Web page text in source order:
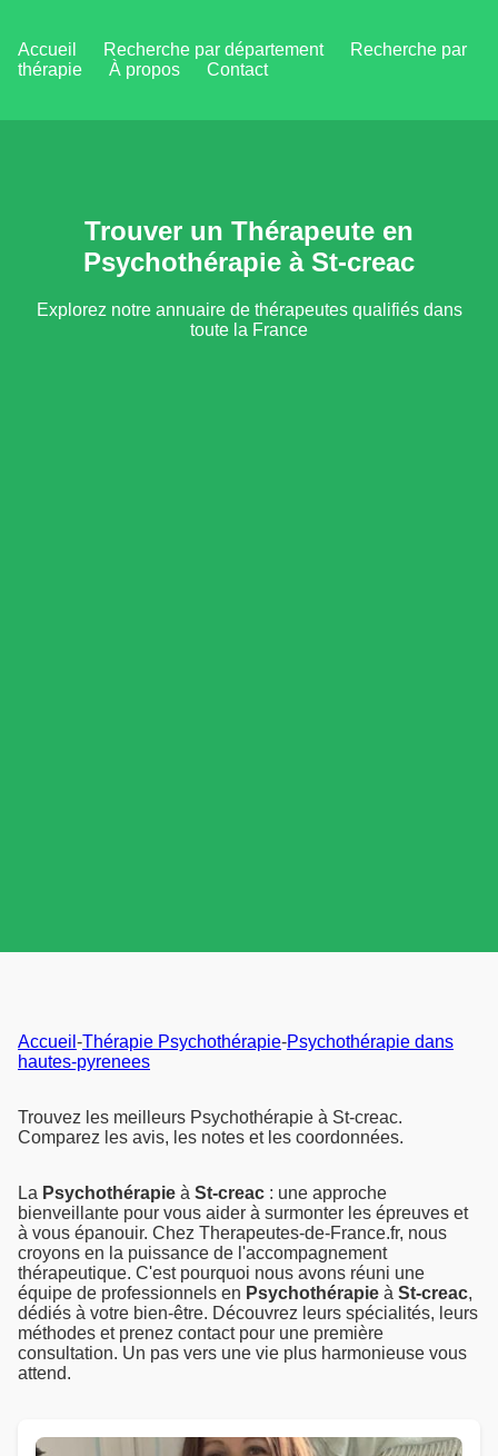
Accueil Recherche par département
Recherche par
thérapie
À propos Contact
Trouver un Thérapeute en
Psychothérapie à St-creac
Explorez notre annuaire de thérapeutes qualifiés dans
toute la France
Accueil -Thérapie Psychothérapie-Psychothérapie dans
hautes-pyrenees
Trouvez les meilleurs Psychothérapie à St-creac.
Comparez les avis, les notes et les coordonnées.
La Psychothérapie à St-creac : une approche
bienveillante pour vous aider à surmonter les épreuves et
à vous épanouir. Chez Therapeutes-de-France.fr, nous
croyons en la puissance de l'accompagnement
thérapeutique. C'est pourquoi nous avons réuni une
équipe de professionnels en Psychothérapie à St-creac,
dédiés à votre bien-être. Découvrez leurs spécialités, leurs
méthodes et prenez contact pour une première
consultation. Un pas vers une vie plus harmonieuse vous
attend.